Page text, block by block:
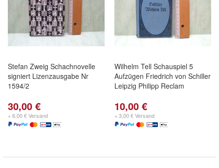
Stefan Zweig Schachnovelle
signiert Lizenzausgabe Nr
1594/2
30,00 €
+ 6,00 € Versand
Wilhelm Tell Schauspiel 5
Aufzügen Friedrich von Schiller
Leipzig Philipp Reclam
10,00 €
+ 3,00 € Versand